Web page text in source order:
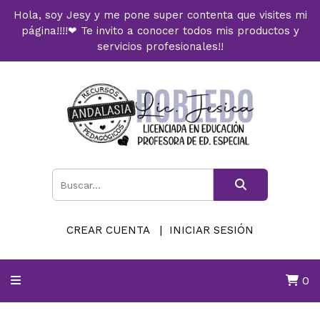
Hola, soy Jesy y me pone super contenta que visites mi
página!!!!❤ Te invito a conocer todos mis productos y
servicios profesionales!!
CREAR CUENTA INICIAR SESIÓN
0